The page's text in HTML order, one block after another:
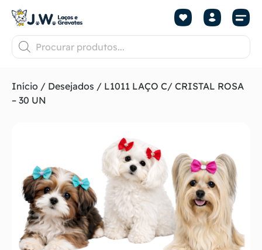
Início / Desejados / L1011 LAÇO C/ CRISTAL ROSA
– 30 UN